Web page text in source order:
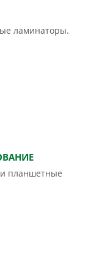
ламинаторы.
планшетные